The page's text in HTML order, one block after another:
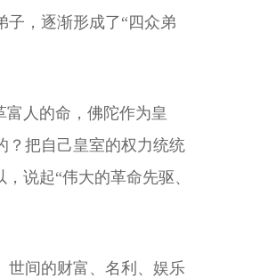
，逐渐形成了“四众弟
富人的命，佛陀作为皇
？把自己皇室的权力统统
说起“伟大的革命先驱、
世间的财富、名利、娱乐